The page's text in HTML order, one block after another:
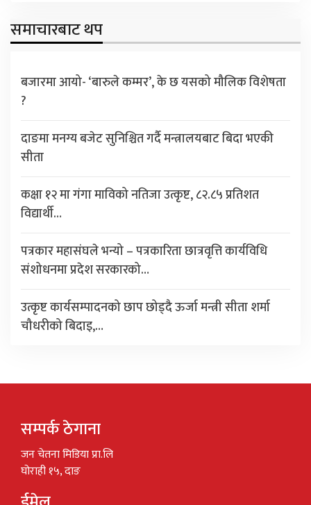
समाचारबाट थप
बजारमा आयो- ‘बारुले कम्मर’, के छ यसको मौलिक विशेषता
?
दाङमा मनग्य बजेट सुनिश्चित गर्दै मन्त्रालयबाट बिदा भएकी
सीता
कक्षा १२ मा गंगा माविको नतिजा उत्कृष्ट, ८२.८५ प्रतिशत
विद्यार्थी…
पत्रकार महासंघले भन्यो – पत्रकारिता छात्रवृत्ति कार्यविधि
संशोधनमा प्रदेश सरकारको…
उत्कृष्ट कार्यसम्पादनको छाप छोड्दै ऊर्जा मन्त्री सीता शर्मा
चौधरीको बिदाइ,…
सम्पर्क ठेगाना
जन चेतना मिडिया प्रा.लि
घोराही १५, दाङ